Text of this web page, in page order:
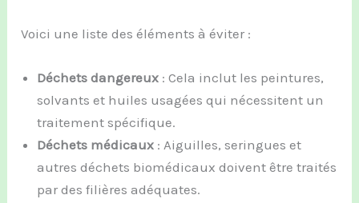
Voici une liste des éléments à éviter :
Déchets dangereux : Cela inclut les peintures,
solvants et huiles usagées qui nécessitent un
traitement spécifique.
Déchets médicaux : Aiguilles, seringues et
autres déchets biomédicaux doivent être traités
par des filières adéquates.